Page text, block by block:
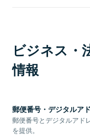
ビジネス・
情報
郵便番号・デジタルア
郵便番号とデジタルアド
を提供。